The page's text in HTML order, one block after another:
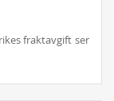
fraktavgift ser